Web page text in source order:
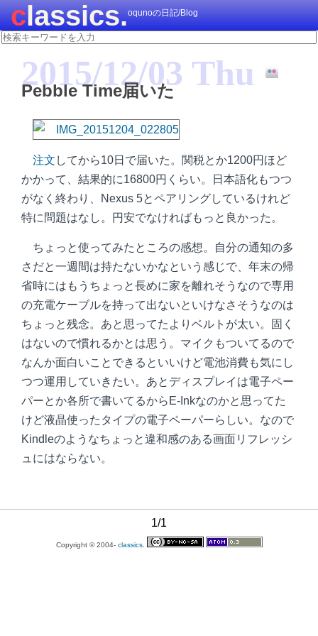
classics.oqunoの日記/Blog
2015/12/03 Thu
Pebble Time届いた
注文 してから10日で届いた。関税とか1200円ほど
かかって、結果的に16800円くらい。日本語化もつつ
がなく終わり、Nexus 5とペアリングしているけれど
特に問題はなし。円安でなければもっと良かった。
ちょっと使ってみたところの感想。自分の通知の多
さだと一週間は持たないかなという感じで、年末の帰
省時にはもうちょっと長めに家を離れそうなので専用
の充電ケーブルを持って出ないといけなさそうなのは
ちょっと残念。あと思ってたよりベルトが太い。固く
はないので慣れるかとは思う。マイクもついてるので
なんか面白いことできるといいけど電池消費も気にし
つつ運用していきたい。あとディスプレイは電子ペー
パーとか各所で書いてるからE-Inkなのかと思ってた
けど液晶使ったタイプの電子ペーパーらしい。なので
Kindleのようなちょっと違和感のある画面リフレッシ
ュにはならない。
1/1
Copyright © 2004- classics.